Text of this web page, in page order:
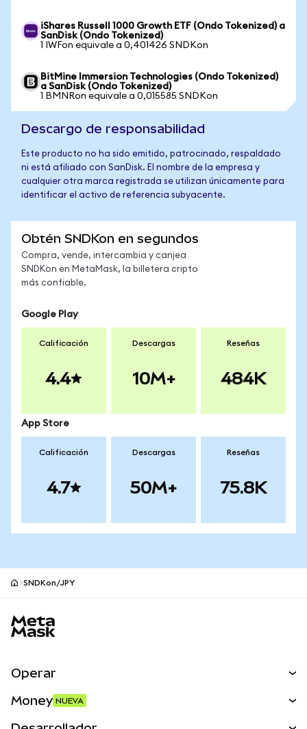
iShares Russell 1000 Growth ETF (Ondo Tokenized) a
SanDisk (Ondo Tokenized)
1 IWFon equivale a 0,401426 SNDKon
BitMine Immersion Technologies (Ondo Tokenized)
a SanDisk (Ondo Tokenized)
1 BMNRon equivale a 0,015585 SNDKon
Descargo de responsabilidad
Este producto no ha sido emitido, patrocinado, respaldado
ni está afiliado con SanDisk. El nombre de la empresa y
cualquier otra marca registrada se utilizan únicamente para
identificar el activo de referencia subyacente.
Obtén SNDKon en segundos
Compra, vende, intercambia y canjea
SNDKon en MetaMask, la billetera cripto
más confiable.
Google Play
Calificación
4.4
Descargas
10M+
Reseñas
484K
App Store
Calificación
4.7
Descargas
50M+
Reseñas
75.8K
SNDKon/JPY
Operar
Money NUEVA